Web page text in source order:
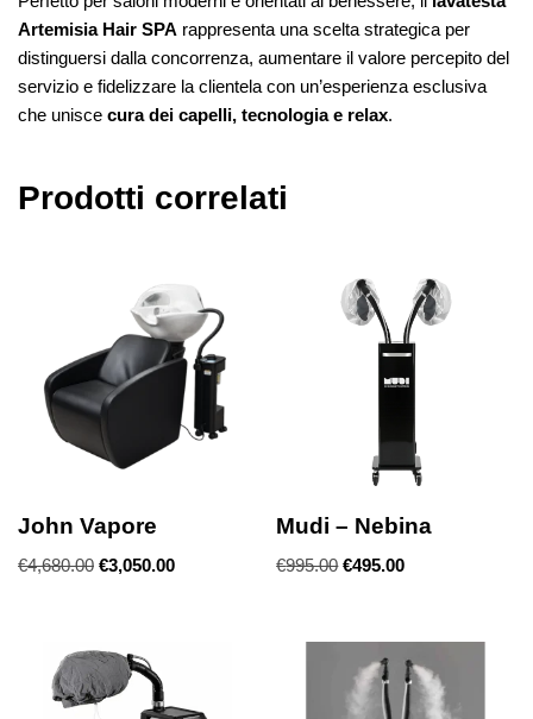
Artemisia Hair SPA rappresenta una scelta strategica per
distinguersi dalla concorrenza, aumentare il valore percepito del
servizio e fidelizzare la clientela con un’esperienza esclusiva
che unisce cura dei capelli, tecnologia e relax.
Prodotti correlati
John Vapore
€4,680.00 €3,050.00
Mudi – Nebina
€995.00 €495.00